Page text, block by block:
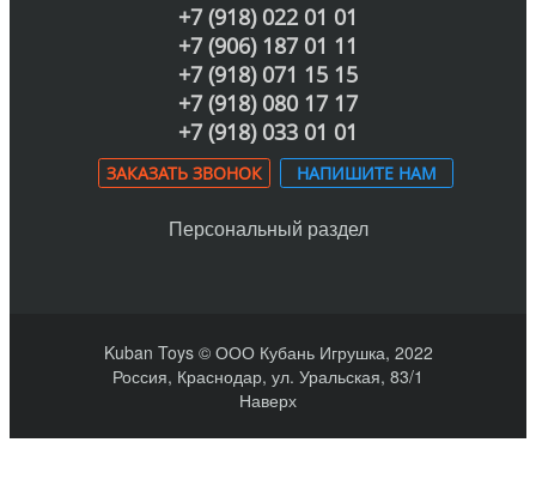
+7 (918) 022 01 01
+7 (906) 187 01 11
+7 (918) 071 15 15
+7 (918) 080 17 17
+7 (918) 033 01 01
ЗАКАЗАТЬ ЗВОНОК НАПИШИТЕ НАМ
Персональный раздел
Kuban Toys © ООО Кубань Игрушка, 2022
Россия, Краснодар, ул. Уральская, 83/1
Наверх